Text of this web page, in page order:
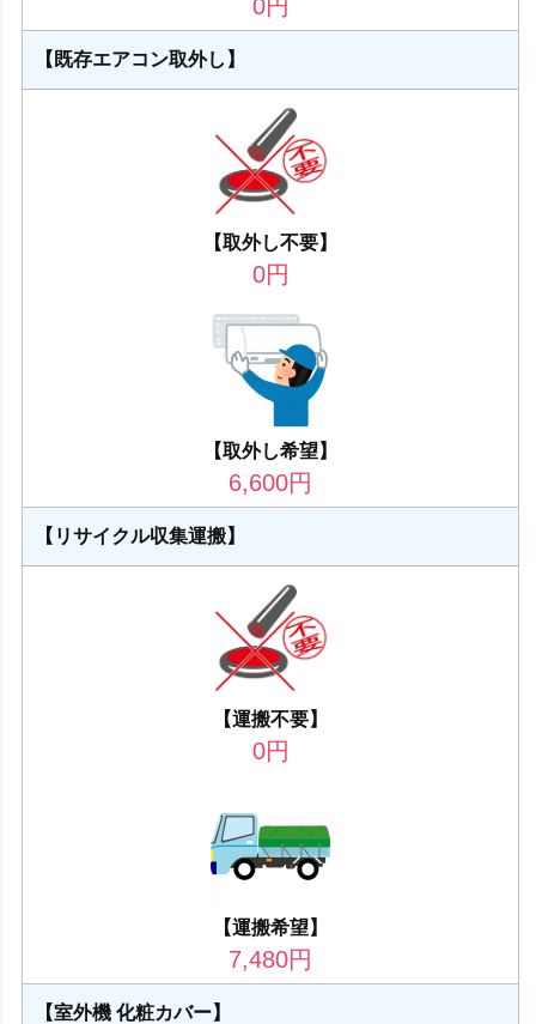
0円
【既存エアコン取外し】
【取外し不要】
0円
【取外し希望】
6,600円
【リサイクル収集運搬】
【運搬不要】
0円
【運搬希望】
7,480円
【室外機 化粧カバー】